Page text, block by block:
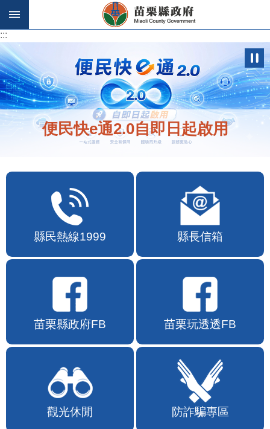
跳到主要內容區塊
:::
:::
便民快e通2.0自即日起啟用
縣民熱線1999 縣長信箱
苗栗縣政府FB 苗栗玩透透FB
觀光休閒 防詐騙專區